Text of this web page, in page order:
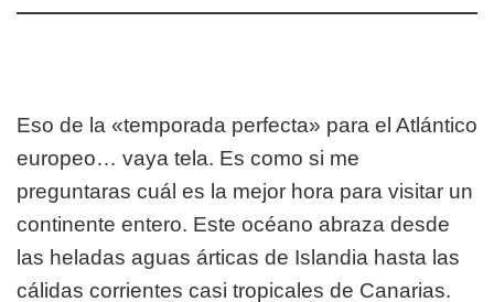
Eso de la «temporada perfecta» para el Atlántico
europeo… vaya tela. Es como si me
preguntaras cuál es la mejor hora para visitar un
continente entero. Este océano abraza desde
las heladas aguas árticas de Islandia hasta las
cálidas corrientes casi tropicales de Canarias.